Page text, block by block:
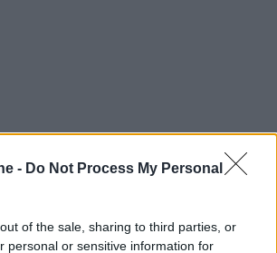
- Do Not Process My Personal
of the sale, sharing to third parties, or
personal or sensitive information for
divisioni sembrano amplificarsi,